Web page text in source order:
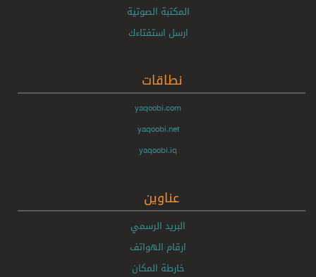
المكتبة الصوتية
ارسل استفتاءك
نطاقات
yaqoobi.com
yaqoobi.net
yaqoobi.iq
عناوين
البريد الرسمي
ارقام الهواتف
خارطة المكان